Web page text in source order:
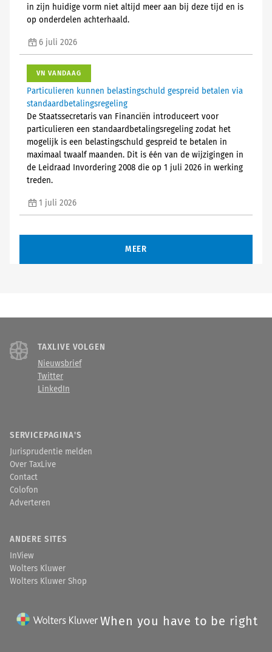
in zijn huidige vorm niet altijd meer aan bij deze tijd en is
op onderdelen achterhaald.
6 juli 2026
VN VANDAAG
Particulieren kunnen belastingschuld gespreid betalen via
standaardbetalingsregeling
De Staatssecretaris van Financiën introduceert voor
particulieren een standaardbetalingsregeling zodat het
mogelijk is een belastingschuld gespreid te betalen in
maximaal twaalf maanden. Dit is één van de wijzigingen in
de Leidraad Invordering 2008 die op 1 juli 2026 in werking
treden.
1 juli 2026
MEER
TAXLIVE VOLGEN
Nieuwsbrief
Twitter
LinkedIn
SERVICEPAGINA'S
Jurisprudentie melden
Over TaxLive
Contact
Colofon
Adverteren
ANDERE SITES
InView
Wolters Kluwer
Wolters Kluwer Shop
When you have to be right